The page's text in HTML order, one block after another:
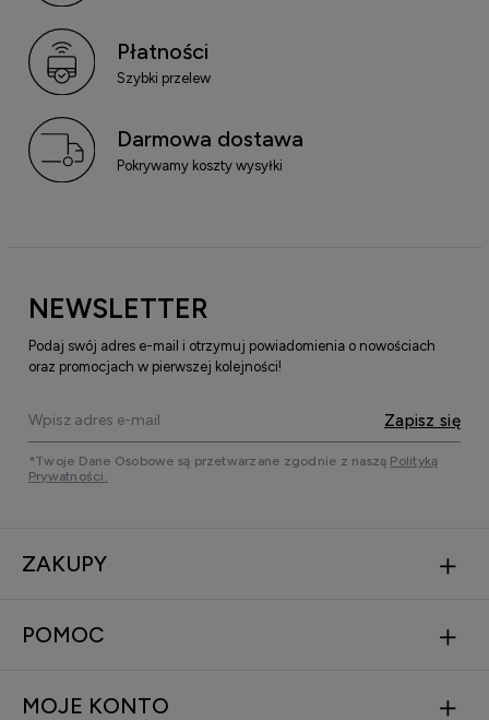
Płatności
Szybki przelew
Darmowa dostawa
Pokrywamy koszty wysyłki
NEWSLETTER
Podaj swój adres e-mail i otrzymuj powiadomienia o nowościach
oraz promocjach w pierwszej kolejności!
Zapisz się
*Twoje Dane Osobowe są przetwarzane zgodnie z naszą Polityką
Prywatności.
ZAKUPY
POMOC
MOJE KONTO